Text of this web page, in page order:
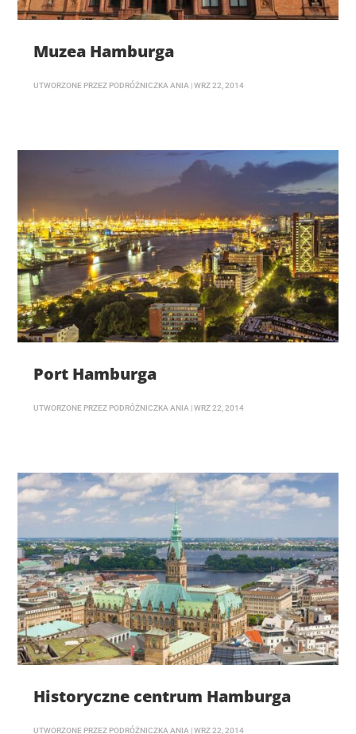
Muzea Hamburga
UTWORZONE PRZEZ PODRÓŻNICZKA ANIA |WRZ 22, 2014
Port Hamburga
UTWORZONE PRZEZ PODRÓŻNICZKA ANIA |WRZ 22, 2014
Historyczne centrum Hamburga
UTWORZONE PRZEZ PODRÓŻNICZKA ANIA |WRZ 22, 2014